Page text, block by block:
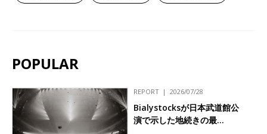
POPULAR
REPORT 2026/07/28
Bialystocksが日本武道館公
演で示した地続きの最…